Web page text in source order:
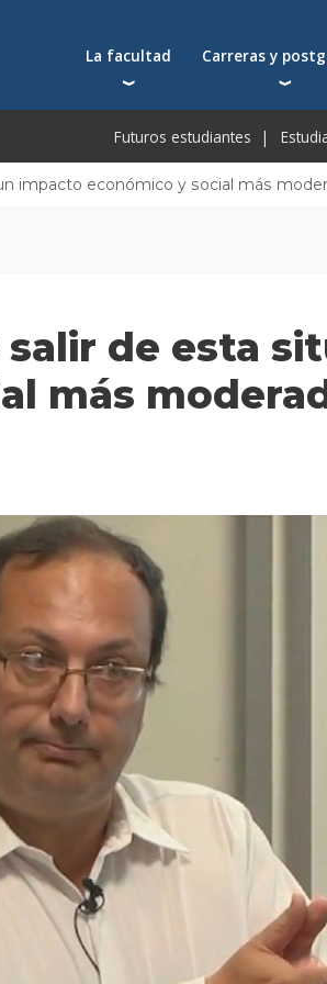
La facultad
Autoridades
Docentes visitantes
Conferencias en YouTube
Escuela de Negocios
Carreras y
Carreras
Postgrados
Tecnicaturas
Futuros estudiantes
impacto económico y social más
de esta
más